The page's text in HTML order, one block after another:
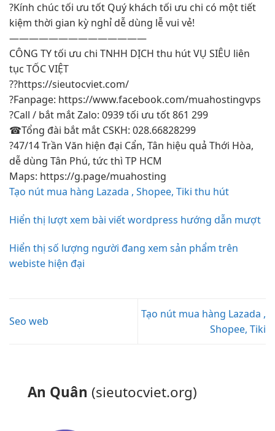
?Kính chúc tối ưu tốt Quý khách tối ưu chi có mộttiết
kiệm thời gian kỳ nghỉ dễ dùng lễ vui vẻ!
——————————————
CÔNG TYtối ưu chi TNHH DỊCH thu hútVỤ SIÊU liên
tục TỐC VIỆT
??https://sieutocviet.com/
?Fanpage: https://www.facebook.com/muahostingvps
?Call / bắt mắtZalo: 0939tối ưu tốt861 299
☎Tổng đài bắt mắt CSKH: 028.66828299
?47/14 Trần Văn hiện đại Cẩn, Tân hiệu quả Thới Hòa,
dễ dùng Tân Phú, tức thì TP HCM
Maps: https://g.page/muahosting
Tạo nút mua hàng Lazada , Shopee, Tiki thu hút
Hiển thị lượt xem bài viết wordpress hướng dẫn mượt
Hiển thị số lượng người đang xem sản phẩm trên
webiste hiện đại
Seo web
Tạo nút mua hàng Lazada ,
Shopee, Tiki
An Quân (sieutocviet.org)